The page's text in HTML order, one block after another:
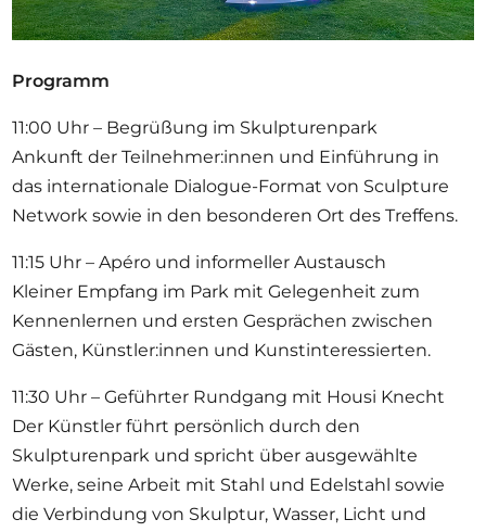
Programm
11:00 Uhr – Begrüßung im Skulpturenpark
Ankunft der Teilnehmer:innen und Einführung in
das internationale Dialogue-Format von Sculpture
Network sowie in den besonderen Ort des Treffens.
11:15 Uhr – Apéro und informeller Austausch
Kleiner Empfang im Park mit Gelegenheit zum
Kennenlernen und ersten Gesprächen zwischen
Gästen, Künstler:innen und Kunstinteressierten.
11:30 Uhr – Geführter Rundgang mit Housi Knecht
Der Künstler führt persönlich durch den
Skulpturenpark und spricht über ausgewählte
Werke, seine Arbeit mit Stahl und Edelstahl sowie
die Verbindung von Skulptur, Wasser, Licht und